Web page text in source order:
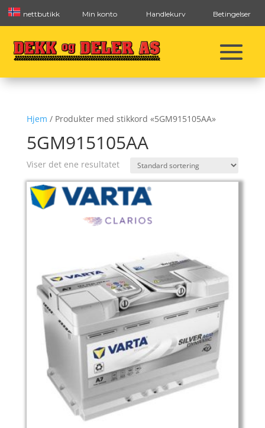
nettbutikk Min konto Handlekurv Betingelser
Hjem / Produkter med stikkord «5GM915105AA»
5GM915105AA
Viser det ene resultatet